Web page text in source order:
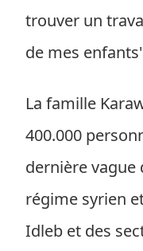
trouver un
de mes
La famille
400.000
dernière
régime syrien
Idleb et des